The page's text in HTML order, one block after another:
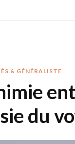
& GÉNÉRALISTE
du